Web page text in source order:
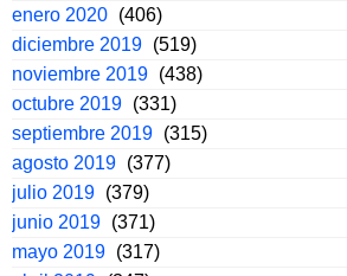
enero 2020 (406)
diciembre 2019 (519)
noviembre 2019 (438)
octubre 2019 (331)
septiembre 2019 (315)
agosto 2019 (377)
julio 2019 (379)
junio 2019 (371)
mayo 2019 (317)